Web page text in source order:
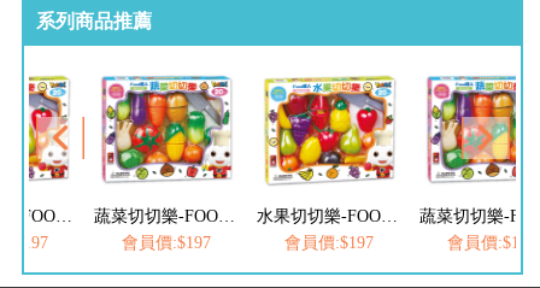
系列商品推薦
水果切切樂-FOOD超人趣味家家酒
:$197
蔬菜切切樂-FOOD超人趣味家家酒
會員價:$197
水果切切樂-FOOD超人趣味家家酒
會員價:$197
會員價:$197